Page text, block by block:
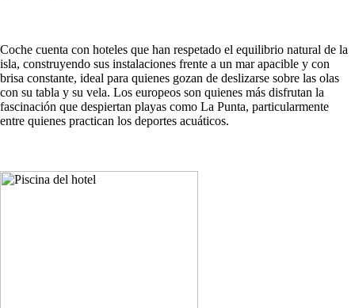
Coche cuenta con hoteles que han respetado el equilibrio natural de la
isla, construyendo sus instalaciones frente a un mar apacible y con
brisa constante, ideal para quienes gozan de deslizarse sobre las olas
con su tabla y su vela. Los europeos son quienes más disfrutan la
fascinación que despiertan playas como La Punta, particularmente
entre quienes practican los deportes acuáticos.